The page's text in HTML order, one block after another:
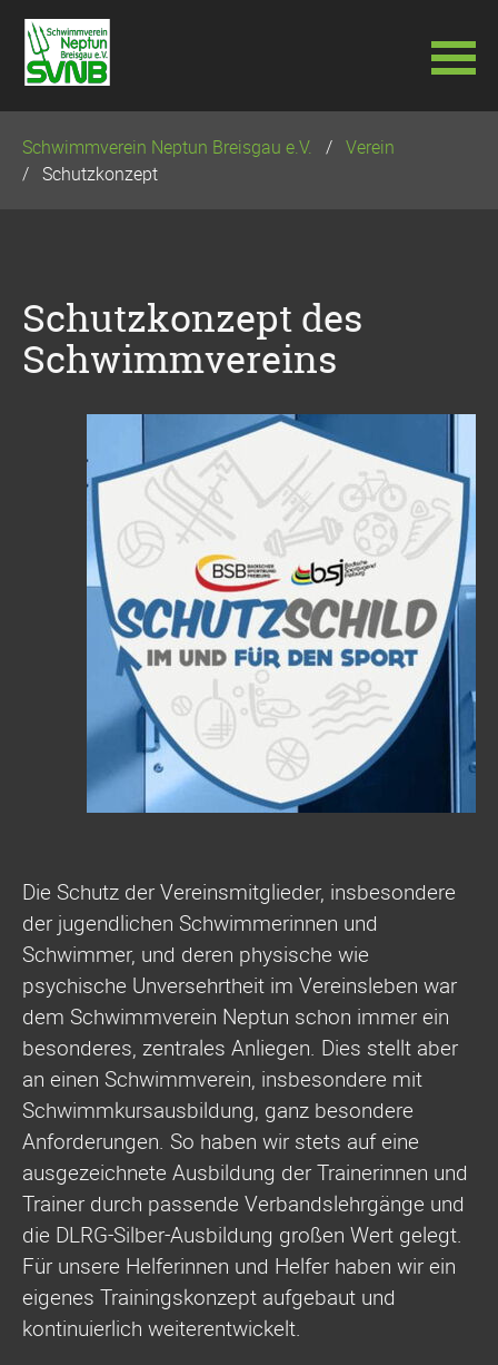
überspringen
Schwimmverein Neptun Breisgau e.V.
Verein
Schutzkonzept
Schutzkonzept des
Schwimmvereins
Die Schutz der Vereinsmitglieder, insbesondere
der jugendlichen Schwimmerinnen und
Schwimmer, und deren physische wie
psychische Unversehrtheit im Vereinsleben war
dem Schwimmverein Neptun schon immer ein
besonderes, zentrales Anliegen. Dies stellt aber
an einen Schwimmverein, insbesondere mit
Schwimmkursausbildung, ganz besondere
Anforderungen. So haben wir stets auf eine
ausgezeichnete Ausbildung der Trainerinnen und
Trainer durch passende Verbandslehrgänge und
die DLRG-Silber-Ausbildung großen Wert gelegt.
Für unsere Helferinnen und Helfer haben wir ein
eigenes Trainingskonzept aufgebaut und
kontinuierlich weiterentwickelt.